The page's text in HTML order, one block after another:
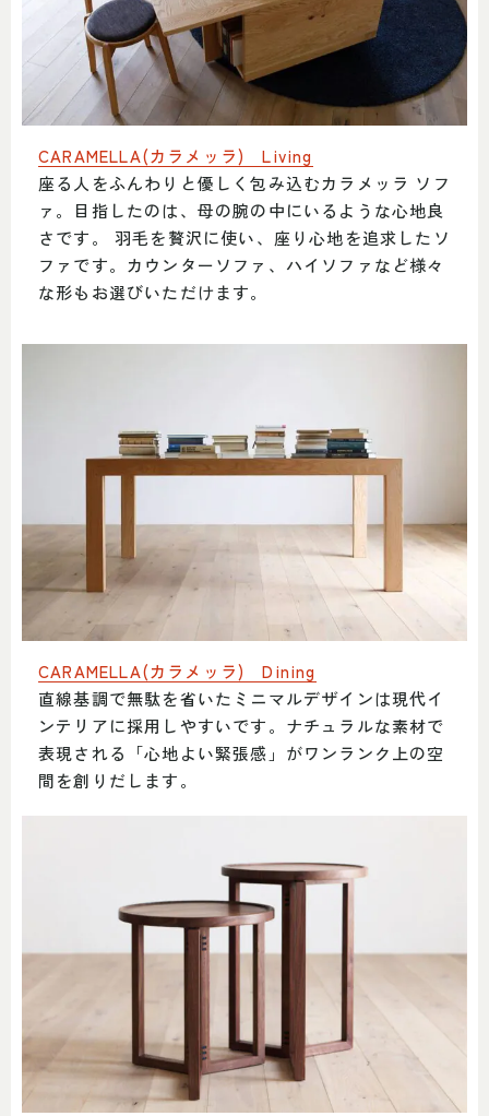
CARAMELLA(カラメッラ) Living
座る人をふんわりと優しく包み込むカラメッラ ソフ
ァ。目指したのは、母の腕の中にいるような心地良
さです。 羽毛を贅沢に使い、座り心地を追求したソ
ファです。カウンターソファ、ハイソファなど様々
な形もお選びいただけます。
CARAMELLA(カラメッラ) Dining
直線基調で無駄を省いたミニマルデザインは現代イ
ンテリアに採用しやすいです。ナチュラルな素材で
表現される「心地よい緊張感」がワンランク上の空
間を創りだします。